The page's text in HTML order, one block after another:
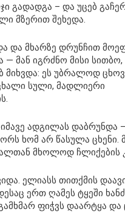
გადადგა – და უცებ
მზერით შეხედა.
და მხარზე დრუნჩით
— მან იგრძნო მისი სითბო,
მიხვდა: ეს უბრალოდ
სული, მადლიერი
ადგილას დაბრუნდა
ხომ არ წასულა ცხენი.
მხოლოდ ჩლიქების
ელიასს თითქმის
ერთ ღამეს ტყეში
ფიჭვს დაარტყა